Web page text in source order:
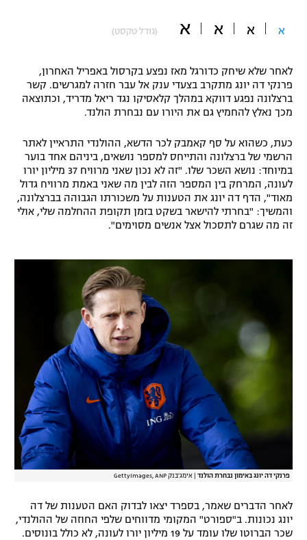
משתתפים וזוכים בפרסים
תקנון משתתפים וזוכים בפרסים
תקנון עבור פעילות אלקטרה
תקנון עבור פעילות ספורט 1 – "מרלן"
טניס
גיימינג E-Sports
תנאי שימוש
רשיון להקרנה פומבית לבית עסק
הצטרפות לחבילת הערוצים
לוח דרושים – ג'ובנט
אופניים
כדורמים
בייסבול MLB
ספורט אתגרי ואקסטרים
אומנויות לחימה
גיימינג E-Sports
א א א א (גודל טקסט)
לאחר שלא שיחק כדורגל מאז נפצע בקרסול באפריל האחרון,
פרנקי דה יונג מתקרב בצעדי ענק אל עבר חזרה למגרשים. קשר
ברצלונה נפגע דווקא במהלך קלאסיקו נגד ריאל מדריד, וכתוצאה
מכך נאלץ להחמיץ גם את היורו עם נבחרת הולנד.
כעת, כשהוא על סף קאמבק לכר הדשא, ההולנדי התראיין לאתר
הרשמי של ברצלונה והתייחס למספר נושאים, ביניהם אחד בוער
במיוחד: נושא השכר שלו. "זה לא נכון שאני מרוויח 37 מיליון יורו
לעונה, המרחק בין המספר הזה לבין מה שאני באמת מרוויח גדול
מאוד", הדף דה יונג את הטענות על משכורתו הגבוהה בברצלונה,
והמשיך: "בחרתי להישאר בשקט בזמן תקופת ההחלמה שלי, אולי
זה מה שגרם לתסכול אצל אנשים מסוימים".
פרנקי דה יונג באימון נבחרת הולנד אימג'בנק GettyImages, ANP
לאחר הדברים שאמר, בספרד יצאו לבדוק האם הטענות של דה
יונג נכונות. ב"ספורט" המקומי מדווחים שלפי החוזה של ההולנדי,
שכר הברוטו שלו עומד על 19 מיליון יורו לעונה, לא כולל בונוסים.